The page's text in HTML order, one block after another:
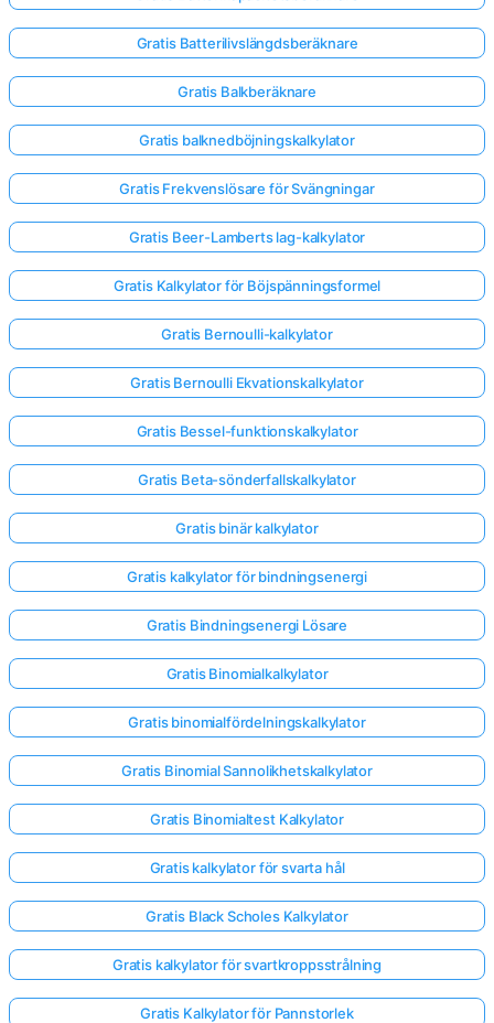
Gratis Batterilivslängdsberäknare
Gratis Balkberäknare
Gratis balknedböjningskalkylator
Gratis Frekvenslösare för Svängningar
Gratis Beer-Lamberts lag-kalkylator
Gratis Kalkylator för Böjspänningsformel
Gratis Bernoulli-kalkylator
Gratis Bernoulli Ekvationskalkylator
Gratis Bessel-funktionskalkylator
Gratis Beta-sönderfallskalkylator
Gratis binär kalkylator
Gratis kalkylator för bindningsenergi
Gratis Bindningsenergi Lösare
Gratis Binomialkalkylator
Gratis binomialfördelningskalkylator
Gratis Binomial Sannolikhetskalkylator
Gratis Binomialtest Kalkylator
Gratis kalkylator för svarta hål
Gratis Black Scholes Kalkylator
Gratis kalkylator för svartkroppsstrålning
Gratis Kalkylator för Pannstorlek